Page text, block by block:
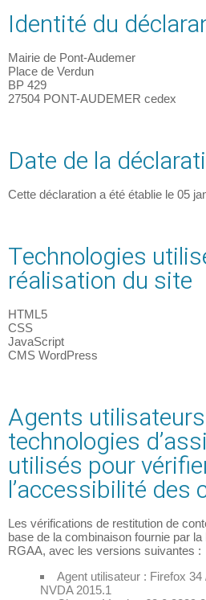
Identité du
Mairie de Pont-Audemer
Place de Verdun
BP 429
27504 PONT-AUDEMER cedex
Date de la
Cette déclaration a été établie le 05
Technologies
réalisation du site
HTML5
CSS
JavaScript
CMS WordPress
Agents
technologies
utilisés pour
l’accessibilité des
Les vérifications de restitution de
base de la combinaison fournie par
RGAA, avec les versions suivantes :
Agent utilisateur : Firefox 34
NVDA 2015.1